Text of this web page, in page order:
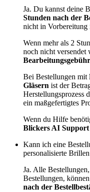
Ja. Du kannst deine
Stunden nach der
nicht in Vorbereitung
Wenn mehr als 2
noch nicht
Bei Bestellungen mit
Gläsern ist der
Herstellungsprozess
ein maßgefertigtes
Wenn du Hilfe
Blickers AI Support
Kann ich eine
personalisierte
Ja. Alle
Bestellungen, können
nach der